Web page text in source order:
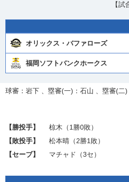
【
オリックス・バファローズ
福岡ソフトバンクホークス
球審：岩下 、塁審(一)：石山 、塁審(二
【勝投手】 椋木 （1勝0敗）
【敗投手】
松本晴 （2勝1敗）
【セーブ】
マチャド （3セ）